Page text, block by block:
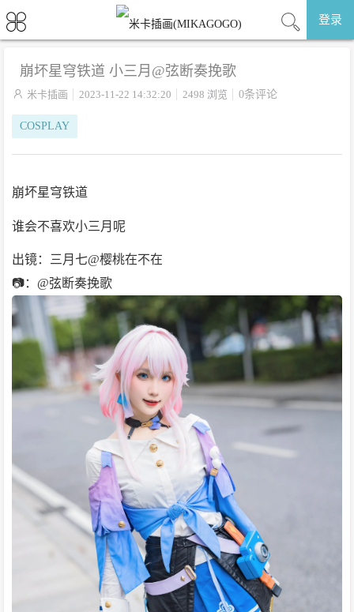
登录
崩坏星穹铁道 小三月@弦断奏挽歌
 米卡插画 2023-11-22 14:32:20 2498 浏览 0条评论
COSPLAY
崩坏星穹铁道
谁会不喜欢小三月呢
出镜：三月七@樱桃在不在
📷：@弦断奏挽歌